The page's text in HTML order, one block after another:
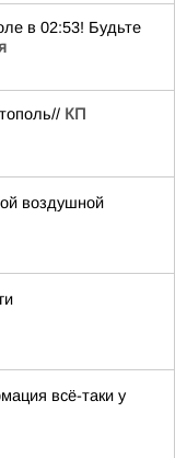
в 02:53! Будьте
КП
воздушной
всё-таки у